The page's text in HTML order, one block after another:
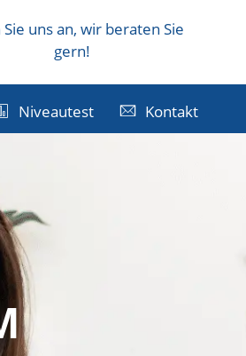
uns an, wir beraten Sie
gern!
Niveautest Kontakt